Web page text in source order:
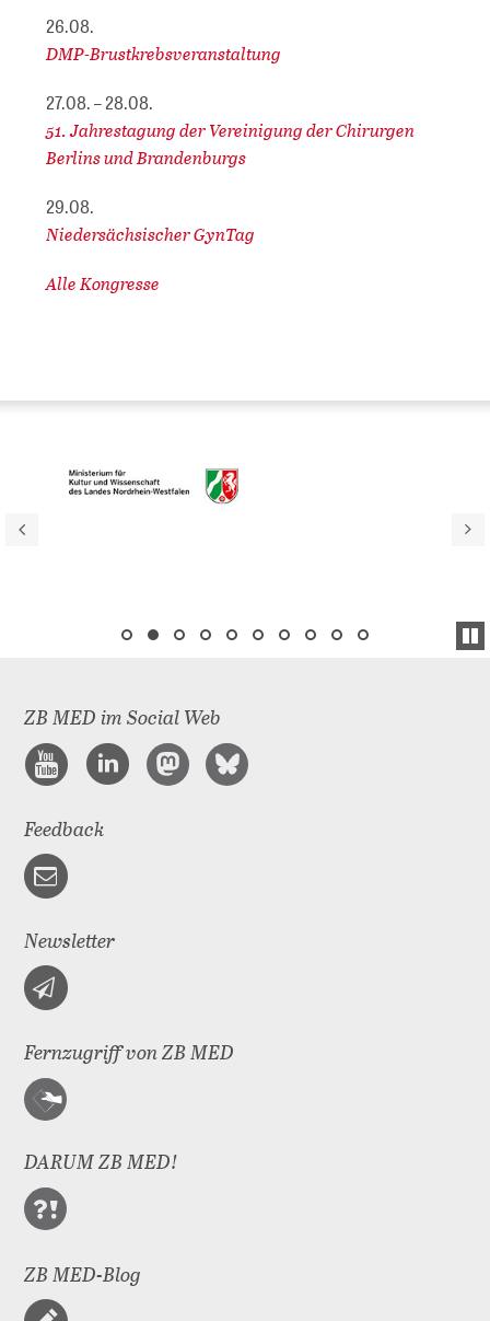
26.08.
DMP-Brustkrebsveranstaltung
27.08. – 28.08.
51. Jahrestagung der Vereinigung der Chirurgen
Berlins und Brandenburgs
29.08.
Niedersächsischer GynTag
Alle Kongresse
ZB MED im Social Web
Feedback
Newsletter
Fernzugriff von ZB MED
DARUM ZB MED!
ZB MED-Blog